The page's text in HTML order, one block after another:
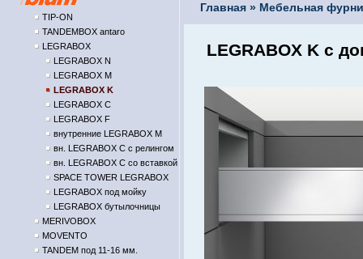
TIP-ON
TANDEMBOX antaro
LEGRABOX
LEGRABOX N
LEGRABOX M
LEGRABOX K
LEGRABOX C
LEGRABOX F
внутренние LEGRABOX M
вн. LEGRABOX C с релингом
вн. LEGRABOX C со вставкой
SPACE TOWER LEGRABOX
LEGRABOX под мойку
LEGRABOX бутылочницы
MERIVOBOX
MOVENTO
TANDEM под 11-16 мм.
Главная » Мебельная
LEGRABOX K с